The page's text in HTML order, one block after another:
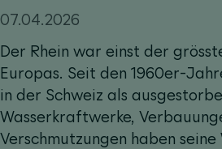
07.04.2026
Der Rhein war einst der
Europas. Seit den 1960er-
in der Schweiz als
Wasserkraftwerke,
Verschmutzungen haben